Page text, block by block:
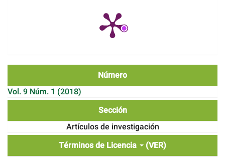
Número
Vol. 9 Núm. 1 (2018)
Sección
Artículos de investigación
Términos de Licencia
(VER)